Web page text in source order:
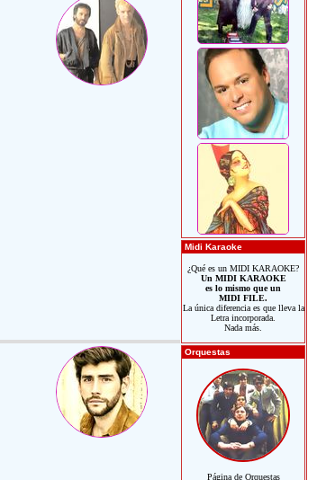
Midi Karaoke
¿Qué es un MIDI KARAOKE?
Un MIDI KARAOKE
es lo mismo que un
MIDI FILE.
La única diferencia es que lleva la
Letra incorporada.
Nada más.
Orquestas
Página de Orquestas